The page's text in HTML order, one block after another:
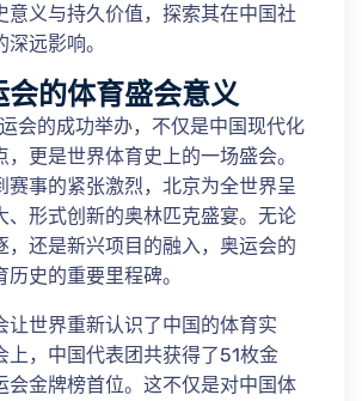
意义与持久价值，探索其在中国社
远影响。
会的体育盛会意义
会的成功举办，不仅是中国现代化
更是世界体育史上的一场盛会。
赛事的紧张激烈，北京为全世界呈
、形式创新的奥林匹克盛宴。无论
，还是新兴项目的融入，奥运会的
史的重要里程碑。
让世界重新认识了中国的体育实
上，中国代表团共获得了51枚金
会金牌榜首位。这不仅是对中国体